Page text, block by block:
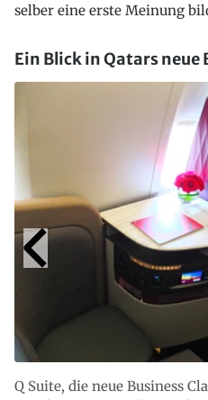
selber eine erste Meinung
Ein Blick in Qatars neue
Q Suite, die neue Business